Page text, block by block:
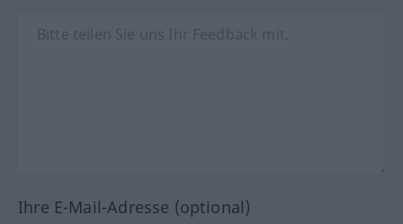
Ihre E-Mail-Adresse (optional)